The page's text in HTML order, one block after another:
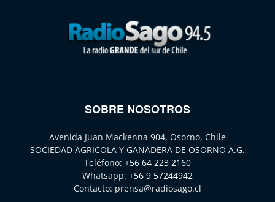
SOBRE NOSOTROS
Avenida Juan Mackenna 904, Osorno, Chile
SOCIEDAD AGRICOLA Y GANADERA DE OSORNO A.G.
Teléfono: +56 64 223 2160
Whatsapp: +56 9 57244942
Contacto: prensa@radiosago.cl